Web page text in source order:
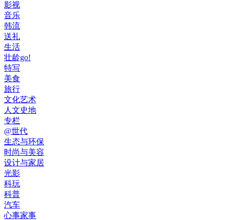
影视
音乐
韩流
送礼
生活
壮龄go!
特写
美食
旅行
文化艺术
人文史地
专栏
@世代
生态与环保
时尚与美容
设计与家居
光影
科玩
科普
汽车
心事家事